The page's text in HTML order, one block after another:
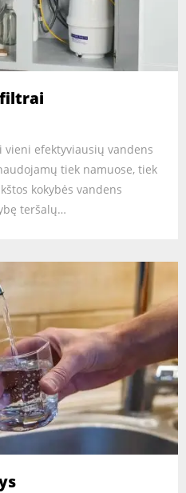
filtrai
efektyviausių vandens
tiek namuose, tiek
kokybės vandens
teršalų…